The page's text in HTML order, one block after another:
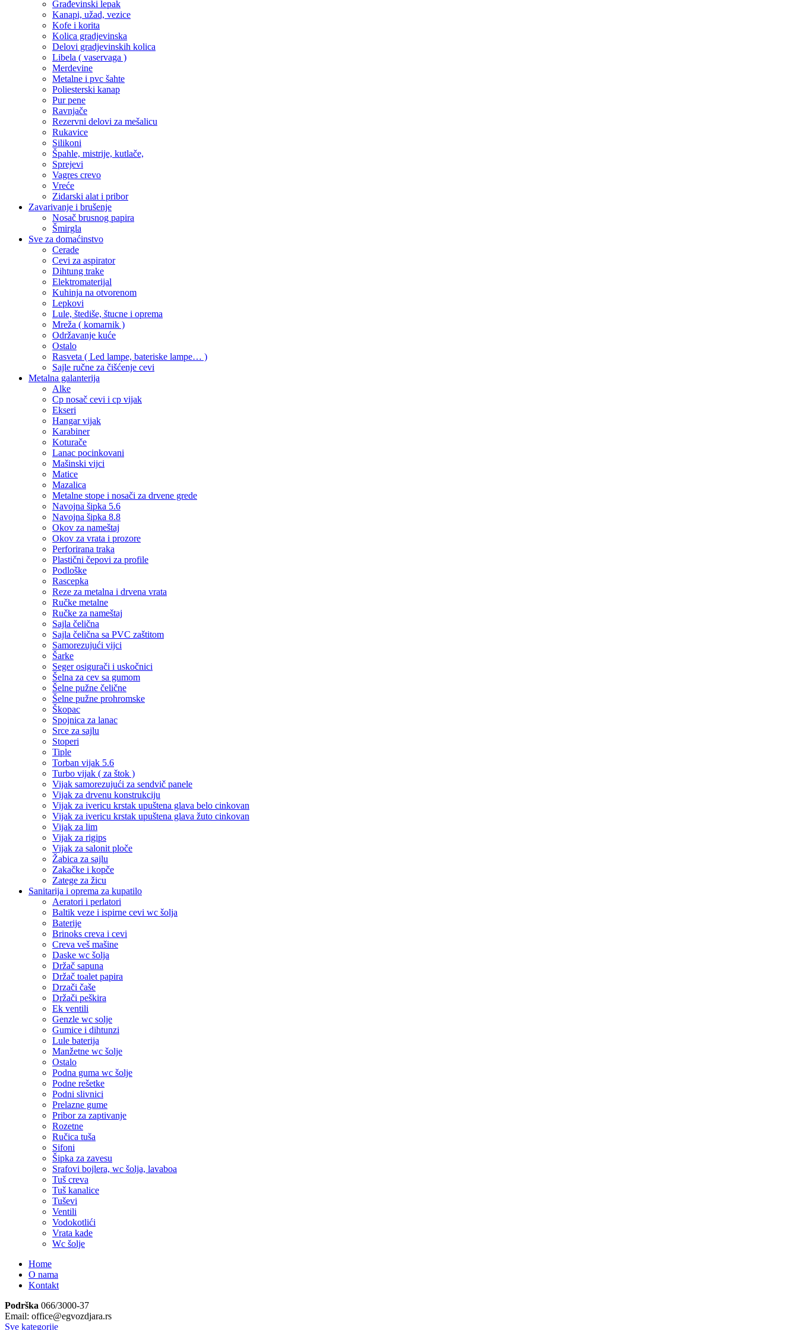
Građevinski lepak
Kanapi, užad, vezice
Kofe i korita
Kolica gradjevinska
Delovi gradjevinskih kolica
Libela ( vaservaga )
Merdevine
Metalne i pvc šahte
Poliesterski kanap
Pur pene
Ravnjače
Rezervni delovi za mešalicu
Rukavice
Silikoni
Špahle, mistrije, kutlače,
Sprejevi
Vagres crevo
Vreće
Zidarski alat i pribor
Zavarivanje i brušenje
Nosač brusnog papira
Šmirgla
Sve za domaćinstvo
Cerade
Cevi za aspirator
Dihtung trake
Elektromaterijal
Kuhinja na otvorenom
Lepkovi
Lule, štediše, štucne i oprema
Mreža ( komarnik )
Održavanje kuće
Ostalo
Rasveta ( Led lampe, bateriske lampe… )
Sajle ručne za čišćenje cevi
Metalna galanterija
Alke
Cp nosač cevi i cp vijak
Ekseri
Hangar vijak
Karabiner
Koturače
Lanac pocinkovani
Mašinski vijci
Matice
Mazalica
Metalne stope i nosači za drvene grede
Navojna šipka 5.6
Navojna šipka 8.8
Okov za nameštaj
Okov za vrata i prozore
Perforirana traka
Plastični čepovi za profile
Podloške
Rascepka
Reze za metalna i drvena vrata
Ručke metalne
Ručke za nameštaj
Sajla čelična
Sajla čelična sa PVC zaštitom
Samorezujući vijci
Šarke
Seger osigurači i uskočnici
Šelna za cev sa gumom
Šelne pužne čelične
Šelne pužne prohromske
Škopac
Spojnica za lanac
Srce za sajlu
Stoperi
Tiple
Torban vijak 5.6
Turbo vijak ( za štok )
Vijak samorezujući za sendvič panele
Vijak za drvenu konstrukciju
Vijak za ivericu krstak upuštena glava belo cinkovan
Vijak za ivericu krstak upuštena glava žuto cinkovan
Vijak za lim
Vijak za rigips
Vijak za salonit ploče
Žabica za sajlu
Zakačke i kopče
Zatege za žicu
Sanitarija i oprema za kupatilo
Aeratori i perlatori
Baltik veze i ispirne cevi wc šolja
Baterije
Brinoks creva i cevi
Creva veš mašine
Daske wc šolja
Držač sapuna
Držač toalet papira
Drzači čaše
Držači peškira
Ek ventili
Genzle wc solje
Gumice i dihtunzi
Lule baterija
Manžetne wc šolje
Ostalo
Podna guma wc šolje
Podne rešetke
Podni slivnici
Prelazne gume
Pribor za zaptivanje
Rozetne
Ručica tuša
Sifoni
Šipka za zavesu
Srafovi bojlera, wc šolja, lavaboa
Tuš creva
Tuš kanalice
Tuševi
Ventili
Vodokotlići
Vrata kade
Wc šolje
Home
O nama
Kontakt
Podrška 066/3000-37
Email: office@egvozdjara.rs
Sve kategorije